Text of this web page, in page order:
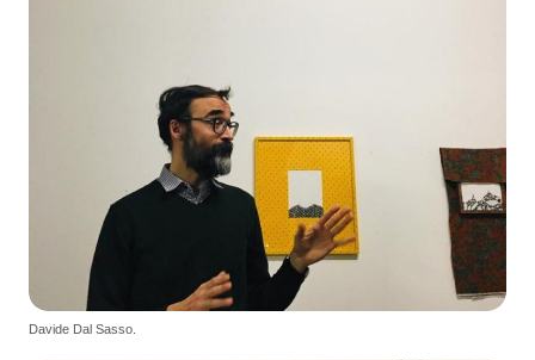
Davide Dal Sasso.